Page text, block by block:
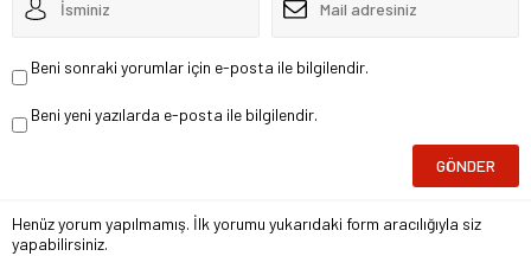
Beni sonraki yorumlar için e-posta ile bilgilendir.
Beni yeni yazılarda e-posta ile bilgilendir.
Henüz yorum yapılmamış. İlk yorumu yukarıdaki form aracılığıyla siz
yapabilirsiniz.